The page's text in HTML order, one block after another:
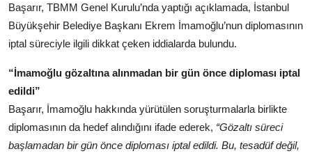
Köşe Yazısı
Dernek
Galeri
Gastronomi
E-GAZETE
Başarır, TBMM Genel Kurulu’nda yaptığı açıklamada, İstanbul
Büyükşehir Belediye Başkanı Ekrem İmamoğlu’nun diplomasının
iptal süreciyle ilgili dikkat çeken iddialarda bulundu.
“İmamoğlu gözaltına alınmadan bir gün önce diploması iptal
edildi”
Başarır, İmamoğlu hakkında yürütülen soruşturmalarla birlikte
diplomasının da hedef alındığını ifade ederek, “Gözaltı süreci
başlamadan bir gün önce diploması iptal edildi. Bu, tesadüf değil,